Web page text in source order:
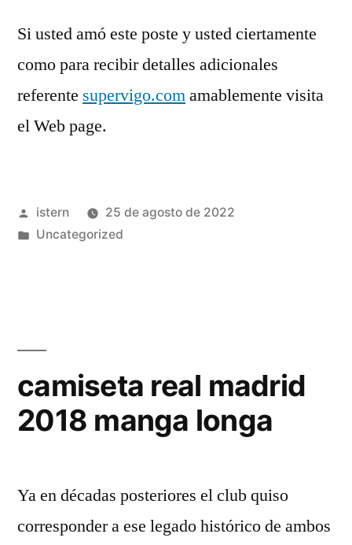
Si usted amó este poste y usted ciertamente
como para recibir detalles adicionales
referente supervigo.comamablemente visita
el Web page.
Publicado
por
istern
25 de agosto de 2022
Publicado
Uncategorized
camiseta real madrid
2018 manga longa
Ya en décadas posteriores el club quiso
corresponder a ese legado histórico de ambos